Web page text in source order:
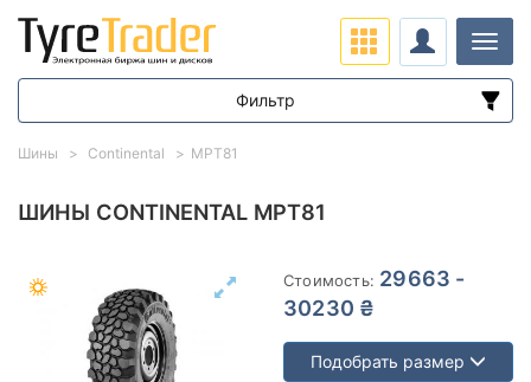
ШИНЫ CONTINENTAL MPT81
Стоимость: 29663 -
30230 ₴
Подобрать размер
Шины Continental MPT81
Фильтр
Диапазон цен